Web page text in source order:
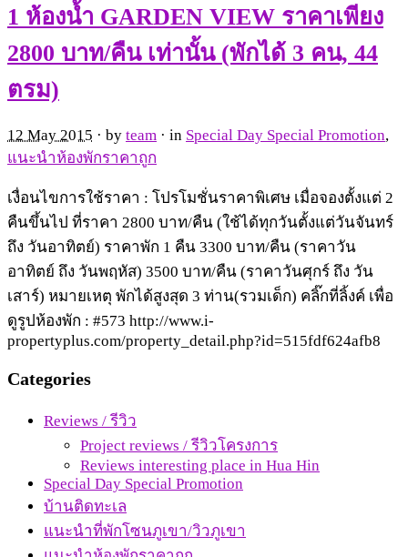
1 ห้องน้ำ GARDEN VIEW ราคาเพียง
2800 บาท/คืน เท่านั้น (พักได้ 3 คน, 44
ตรม)
12 May 2015 · by team · in Special Day Special Promotion,
แนะนำห้องพักราคาถูก
เงื่อนไขการใช้ราคา : โปรโมชั่นราคาพิเศษ เมื่อจองตั้งแต่ 2
คืนขึ้นไป ที่ราคา 2800 บาท/คืน (ใช้ได้ทุกวันตั้งแต่วันจันทร์
ถึง วันอาทิตย์) ราคาพัก 1 คืน 3300 บาท/คืน (ราคาวัน
อาทิตย์ ถึง วันพฤหัส) 3500 บาท/คืน (ราคาวันศุกร์ ถึง วัน
เสาร์) หมายเหตุ พักได้สูงสุด 3 ท่าน(รวมเด็ก) คลิ๊กที่ลิ้งค์ เพื่อ
ดูรูปห้องพัก : #573 http://www.i-
propertyplus.com/property_detail.php?id=515fdf624afb8
Categories
Reviews / รีวิว
Project reviews / รีวิวโครงการ
Reviews interesting place in Hua Hin
Special Day Special Promotion
บ้านติดทะเล
แนะนำที่พักโซนภูเขา/วิวภูเขา